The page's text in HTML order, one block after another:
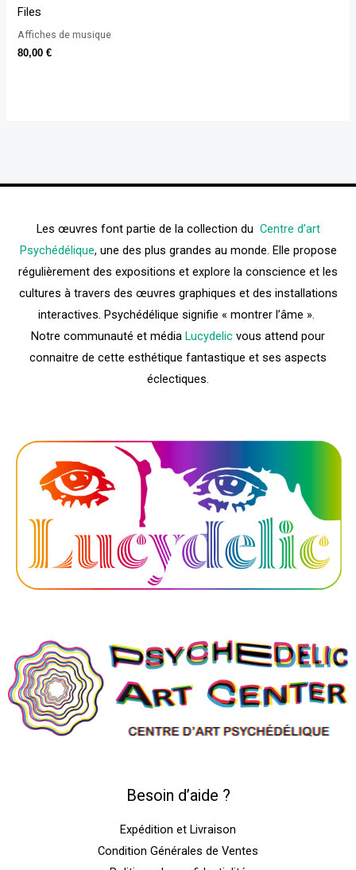
Files
Affiches de musique
80,00€
Les œuvres font partie de la collection du Centre d’art
Psychédélique, une des plus grandes au monde. Elle propose
régulièrement des expositions et explore la conscience et les
cultures à travers des œuvres graphiques et des installations
interactives. Psychédélique signifie « montrer l’âme ».
Notre communauté et média Lucydelic vous attend pour
connaitre de cette esthétique fantastique et ses aspects
éclectiques.
Besoin d’aide ?
Expédition et Livraison
Condition Générales de Ventes